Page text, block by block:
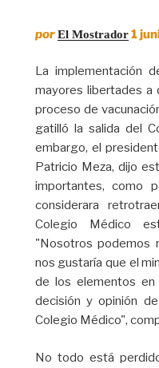
por El Mostrador1
La implementación
mayores libertades a
proceso de
gatilló la salida del
embargo, el
Patricio Meza, dijo
importantes, como
considerara
Colegio Médico
"Nosotros podemos
nos gustaría que el
de los elementos
decisión y opinión
Colegio Médico",
No todo está